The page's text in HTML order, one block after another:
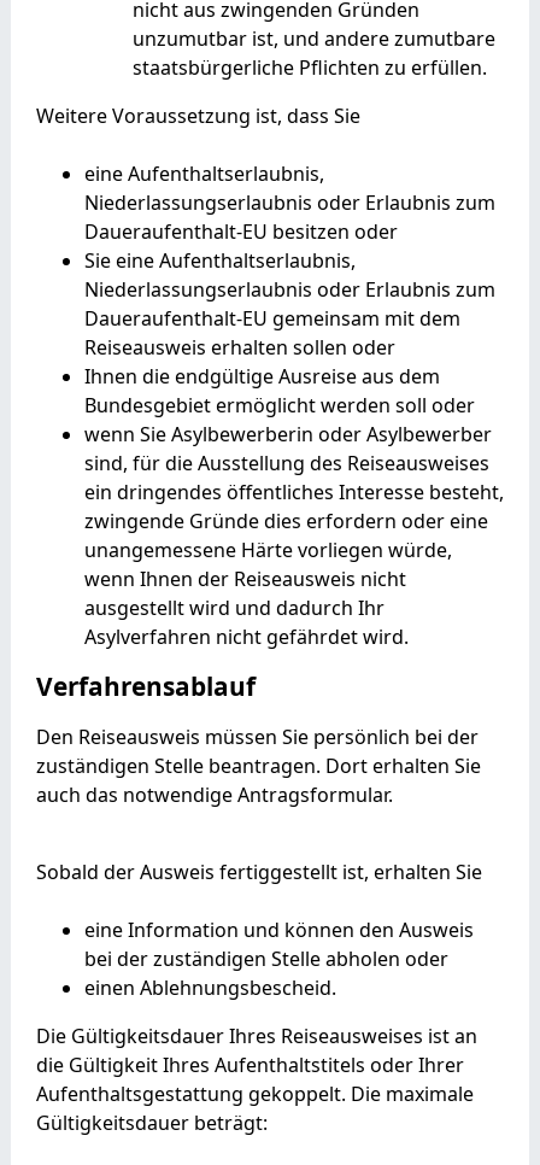
nicht aus zwingenden Gründen
unzumutbar ist, und andere zumutbare
staatsbürgerliche Pflichten zu erfüllen.
Weitere Voraussetzung ist, dass Sie
eine Aufenthaltserlaubnis,
Niederlassungserlaubnis oder Erlaubnis zum
Daueraufenthalt-EU besitzen oder
Sie eine Aufenthaltserlaubnis,
Niederlassungserlaubnis oder Erlaubnis zum
Daueraufenthalt-EU gemeinsam mit dem
Reiseausweis erhalten sollen oder
Ihnen die endgültige Ausreise aus dem
Bundesgebiet ermöglicht werden soll oder
wenn Sie Asylbewerberin oder Asylbewerber
sind, für die Ausstellung des Reiseausweises
ein dringendes öffentliches Interesse besteht,
zwingende Gründe dies erfordern oder eine
unangemessene Härte vorliegen würde,
wenn Ihnen der Reiseausweis nicht
ausgestellt wird und dadurch Ihr
Asylverfahren nicht gefährdet wird.
Verfahrensablauf
Den Reiseausweis müssen Sie persönlich bei der
zuständigen Stelle beantragen. Dort erhalten Sie
auch das notwendige Antragsformular.
Sobald der Ausweis fertiggestellt ist, erhalten Sie
eine Information und können den Ausweis
bei der zuständigen Stelle abholen oder
einen Ablehnungsbescheid.
Die Gültigkeitsdauer Ihres Reiseausweises ist an
die Gültigkeit Ihres Aufenthaltstitels oder Ihrer
Aufenthaltsgestattung gekoppelt. Die maximale
Gültigkeitsdauer beträgt: